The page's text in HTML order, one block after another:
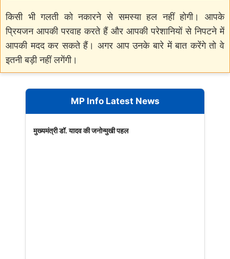
किसी भी गलती को नकारने से समस्या हल नहीं होगी। आपके
प्रियजन आपकी परवाह करते हैं और आपकी परेशानियों से निपटने में
आपकी मदद कर सकते हैं। अगर आप उनके बारे में बात करेंगे तो वे
इतनी बड़ी नहीं लगेंगी।
MP Info Latest News
मुख्यमंत्री डॉ. यादव की जनोन्मुखी पहल